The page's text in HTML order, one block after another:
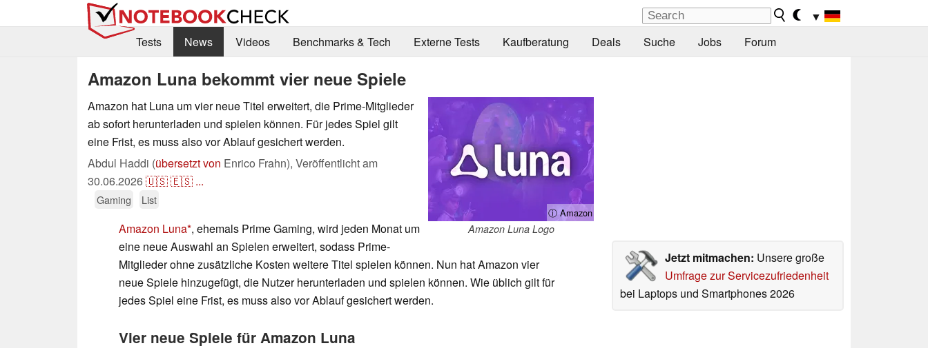
▼
Tests
News Videos Benchmarks & Tech Externe Tests Kaufberatung Deals Suche Jobs Forum
Amazon Luna bekommt vier neue Spiele
ⓘ Amazon
Amazon Luna Logo
Amazon hat Luna um vier neue Titel erweitert, die Prime-Mitglieder
ab sofort herunterladen und spielen können. Für jedes Spiel gilt
eine Frist, es muss also vor Ablauf gesichert werden.
Abdul Haddi (übersetzt von Enrico Frahn), Veröffentlicht am
30.06.2026🇺🇸🇪🇸 ...
Gaming List
Jetzt mitmachen: Unsere große
Umfrage zur Servicezufriedenheit
bei Laptops und Smartphones 2026
Amazon Luna , ehemals Prime Gaming, wird jeden Monat um
eine neue Auswahl an Spielen erweitert, sodass Prime-
Mitglieder ohne zusätzliche Kosten weitere Titel spielen können. Nun hat Amazon vier
neue Spiele hinzugefügt, die Nutzer herunterladen und spielen können. Wie üblich gilt für
jedes Spiel eine Frist, es muss also vor Ablauf gesichert werden.
Vier neue Spiele für Amazon Luna